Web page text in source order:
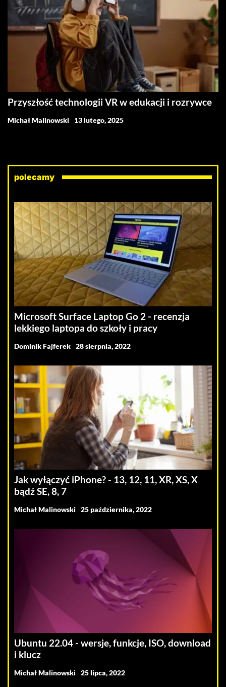
Przyszłość technologii VR w edukacji i rozrywce
Michał Malinowski 13 lutego, 2025
polecamy
Microsoft Surface Laptop Go 2 - recenzja
lekkiego laptopa do szkoły i pracy
Dominik Fajferek 28 sierpnia, 2022
Jak wyłączyć iPhone? - 13, 12, 11, XR, XS, X
bądź SE, 8, 7
Michał Malinowski 25 października, 2022
Ubuntu 22.04 - wersje, funkcje, ISO, download
i klucz
Michał Malinowski 25 lipca, 2022